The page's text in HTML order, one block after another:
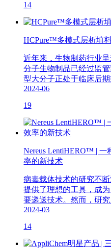
14
HCPure™多模式层析填
近年来，生物制药行业
分子生物制品已经过监
型大分子正处于临床后
2024-06
19
Nereus LentiHERO™ |
率的新技术
病毒载体技术的研究不
提供了理想的工具，成
要递送技术。然而，研
2024-03
14